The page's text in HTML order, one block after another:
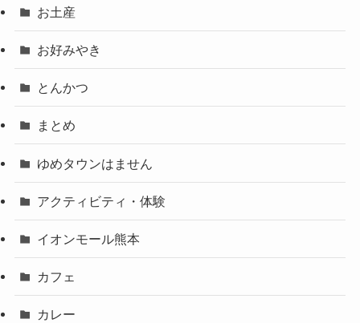
お土産
お好みやき
とんかつ
まとめ
ゆめタウンはません
アクティビティ・体験
イオンモール熊本
カフェ
カレー